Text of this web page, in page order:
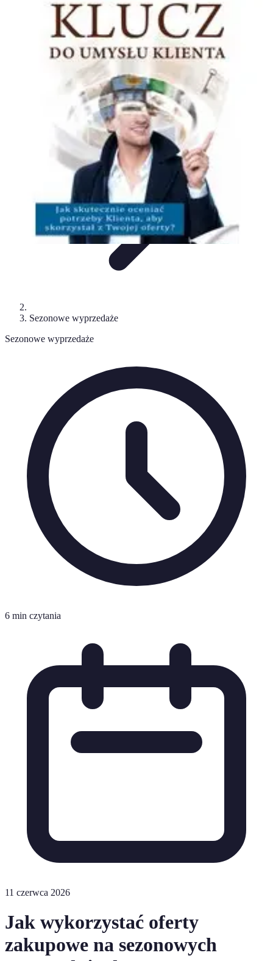
Oferty Zakupowe
Analiza ofert Tendencje zakupowe
Porady
Porady Zakupowe
Oferty Zakupowe
Sezonowe wyprzedaże
Sezonowe wyprzedaże
6 min czytania
11 czerwca 2026
Jak wykorzystać oferty
zakupowe na sezonowych